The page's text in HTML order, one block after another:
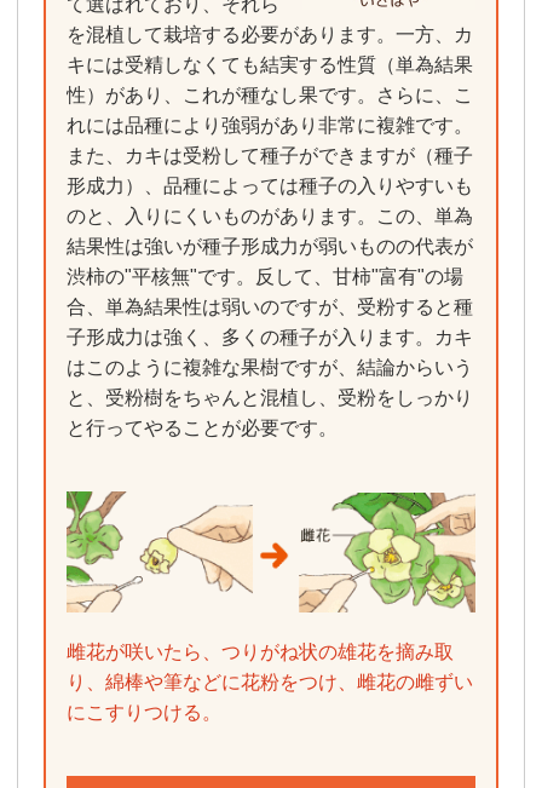
て選ばれており、それら
を混植して栽培する必要があります。一方、カ
キには受精しなくても結実する性質（単為結果
性）があり、これが種なし果です。さらに、こ
れには品種により強弱があり非常に複雑です。
また、カキは受粉して種子ができますが（種子
形成力）、品種によっては種子の入りやすいも
のと、入りにくいものがあります。この、単為
結果性は強いが種子形成力が弱いものの代表が
渋柿の"平核無"です。反して、甘柿"富有"の場
合、単為結果性は弱いのですが、受粉すると種
子形成力は強く、多くの種子が入ります。カキ
はこのように複雑な果樹ですが、結論からいう
と、受粉樹をちゃんと混植し、受粉をしっかり
と行ってやることが必要です。
雌花が咲いたら、つりがね状の雄花を摘み取
り、綿棒や筆などに花粉をつけ、雌花の雌ずい
にこすりつける。